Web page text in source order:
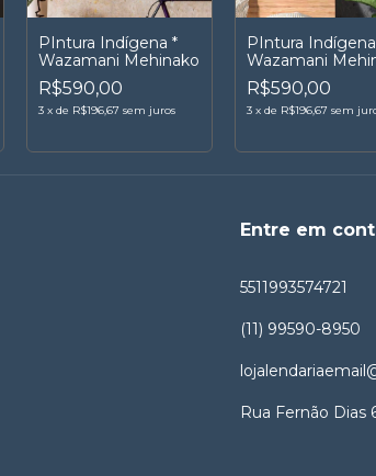
PIntura Indígena *
Wazamani Mehinako
R$590,00
3 x de R$196,67 sem juros
PIntura
Wazamani
R$590,00
3 x de R$196,67 sem
Entre em
5511993574721
(11) 99590-8950
Rua Fernão Dias